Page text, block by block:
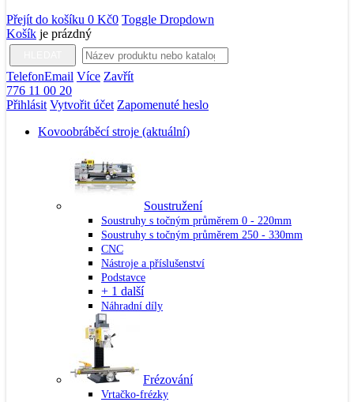
Přejít do košíku 0 Kč0 Toggle Dropdown
Košík je prázdný
TelefonEmail Více Zavřít
776 11 00 20
Přihlásit Vytvořit účet Zapomenuté heslo
Kovoobráběcí stroje (aktuální)
Soustružení
Soustruhy s točným průměrem 0 - 220mm
Soustruhy s točným průměrem 250 - 330mm
CNC
Nástroje a příslušenství
Podstavce
+ 1 další
Náhradní díly
Frézování
Vrtačko-frézky